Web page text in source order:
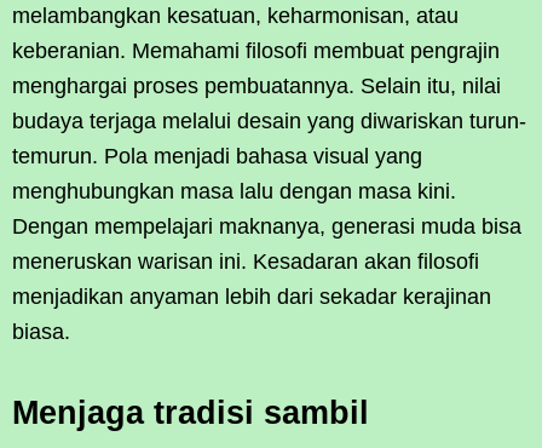
melambangkan kesatuan, keharmonisan, atau
keberanian. Memahami filosofi membuat pengrajin
menghargai proses pembuatannya. Selain itu, nilai
budaya terjaga melalui desain yang diwariskan turun-
temurun. Pola menjadi bahasa visual yang
menghubungkan masa lalu dengan masa kini.
Dengan mempelajari maknanya, generasi muda bisa
meneruskan warisan ini. Kesadaran akan filosofi
menjadikan anyaman lebih dari sekadar kerajinan
biasa.
Menjaga tradisi sambil